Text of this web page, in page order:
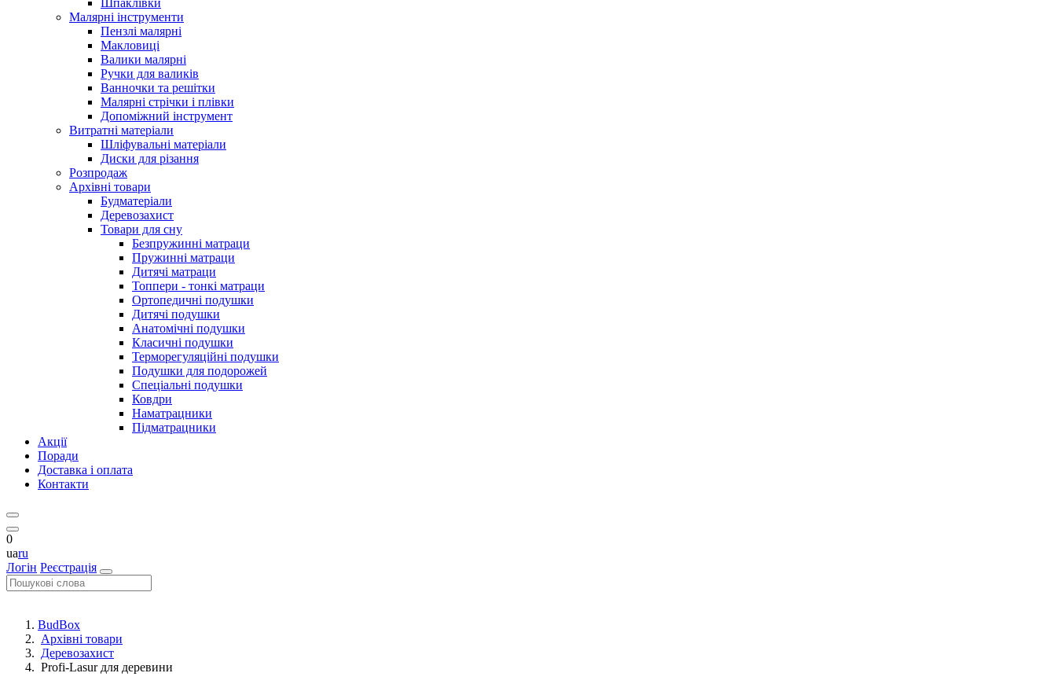
Шпаклівки
Малярні інструменти
Пензлі малярні
Макловиці
Валики малярні
Ручки для валиків
Ванночки та решітки
Малярні стрічки і плівки
Допоміжний інструмент
Витратні матеріали
Шліфувальні матеріали
Диски для різання
Розпродаж
Архівні товари
Будматеріали
Деревозахист
Товари для сну
Безпружинні матраци
Пружинні матраци
Дитячі матраци
Топпери - тонкі матраци
Ортопедичні подушки
Дитячі подушки
Анатомічні подушки
Класичні подушки
Терморегуляційні подушки
Подушки для подорожей
Спеціальні подушки
Ковдри
Наматрацники
Підматрацники
Акції
Поради
Доставка і оплата
Контакти
0
uaru
Логін Реєстрація
BudBox
Архівні товари
Деревозахист
Profi-Lasur для деревини